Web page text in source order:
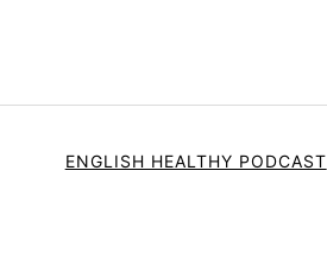
ENGLISH HEALTHY PODCAST